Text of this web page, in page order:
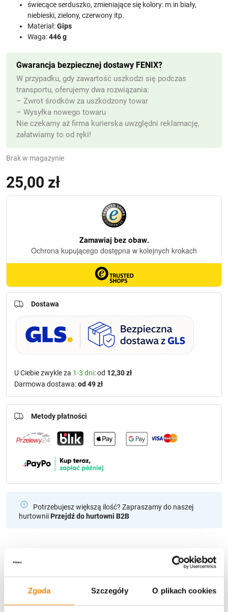
Zgoda Szczegóły O plikach cookies
25,00 zł
świecące serduszko, zmieniające się kolory: m.in biały,
niebieski, zielony, czerwony itp.
Materiał:Gips
Waga:446 g
Brak w magazynie
Gwarancja bezpiecznej dostawy FENIX?
W przypadku, gdy zawartość uszkodzi się podczas
transportu, oferujemy dwa rozwiązania:
– Zwrot środków za uszkodzony towar
– Wysyłka nowego towaru
Nie czekamy aż firma kurierska uwzględni reklamację,
załatwiamy to od ręki!
Potrzebujesz większą ilość? Zapraszamy do naszej
hurtowniiPrzejdź do hurtowni B2B
Dostawa
U Ciebie zwykle za 1-3 dni: od 12,30 zł
Darmowa dostawa:od 49 zł
Metody płatności